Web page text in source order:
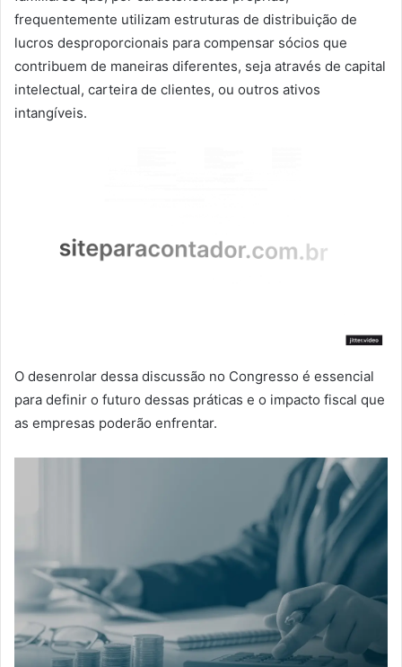
frequentemente utilizam estruturas de distribuição de
lucros desproporcionais para compensar sócios que
contribuem de maneiras diferentes, seja através de capital
intelectual, carteira de clientes, ou outros ativos
intangíveis.
O desenrolar dessa discussão no Congresso é essencial
para definir o futuro dessas práticas e o impacto fiscal que
as empresas poderão enfrentar.